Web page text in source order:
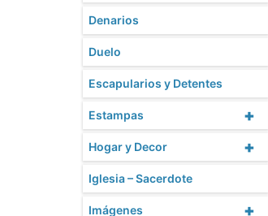
Denarios
Duelo
Escapularios y Detentes
+
Estampas
+
Hogar y Decor
Iglesia – Sacerdote
+
Imágenes